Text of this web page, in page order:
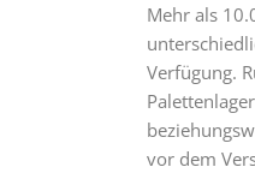
Mehr als
Verfügung.
vor dem